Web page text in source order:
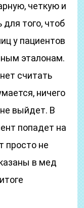
четкую и
того, чтоб
у пациентов
эталонам.
считать
ничего
не выйдет. В
попадет на
просто не
в мед